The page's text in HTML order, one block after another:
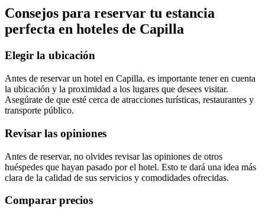
Consejos para reservar tu estancia
perfecta en hoteles de Capilla
Elegir la ubicación
Antes de reservar un hotel en Capilla, es importante tener en cuenta
la ubicación y la proximidad a los lugares que desees visitar.
Asegúrate de que esté cerca de atracciones turísticas, restaurantes y
transporte público.
Revisar las opiniones
Antes de reservar, no olvides revisar las opiniones de otros
huéspedes que hayan pasado por el hotel. Esto te dará una idea más
clara de la calidad de sus servicios y comodidades ofrecidas.
Comparar precios